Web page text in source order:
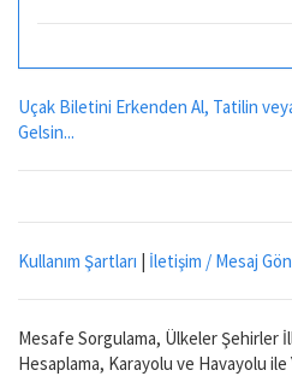
Uçak Biletini Erkenden Al, Tatilin
Gelsin...
Kullanım Şartları | İletişim / Mesaj
Mesafe Sorgulama, Ülkeler Şehirler
Hesaplama, Karayolu ve Havayolu